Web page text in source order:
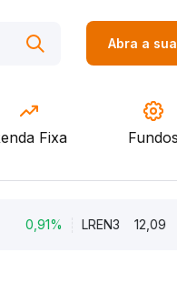
Abra a
Fixa Fundos
0,91% LREN3 12,09